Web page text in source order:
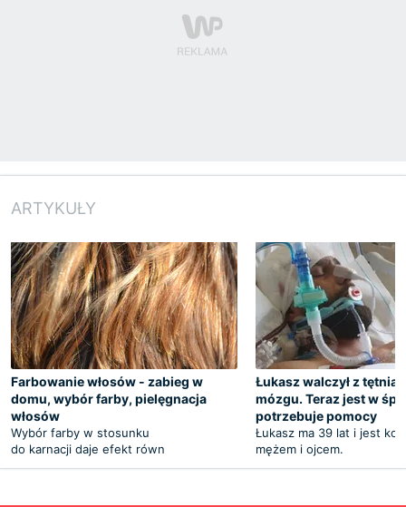
ARTYKUŁY
Farbowanie włosów - zabieg w
domu, wybór farby, pielęgnacja
włosów
Wybór farby w stosunku
do karnacji daje efekt równ
Łukasz walczył z
mózgu. Teraz jest w
potrzebuje pomocy
Łukasz ma 39 lat i jest
mężem i ojcem.